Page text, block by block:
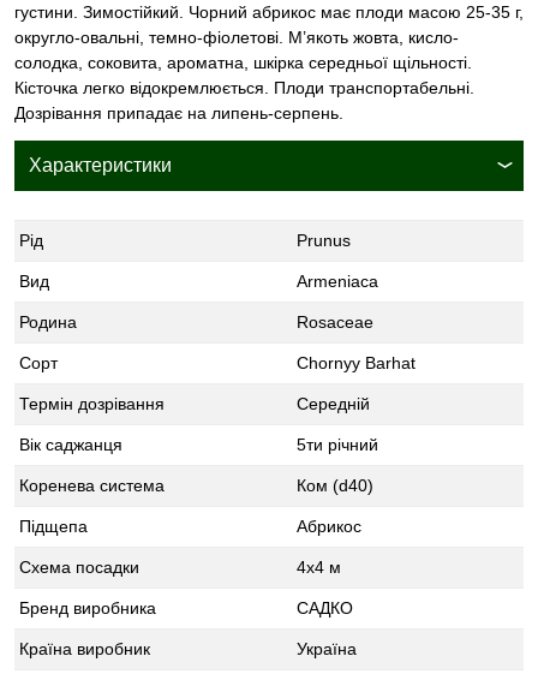
густини. Зимостійкий. Чорний абрикос має плоди масою 25-35 г,
округло-овальні, темно-фіолетові. М’якоть жовта, кисло-
солодка, соковита, ароматна, шкірка середньої щільності.
Кісточка легко відокремлюється. Плоди транспортабельні.
Дозрівання припадає на липень-серпень.
Характеристики
Рід Prunus
Вид Armeniaca
Родина Rosaceae
Сорт Chornyy Barhat
Термін дозрівання Середній
Вік саджанця 5ти річний
Коренева система Ком (d40)
Підщепа Абрикос
Схема посадки 4х4 м
Бренд виробника САДКО
Країна виробник Україна